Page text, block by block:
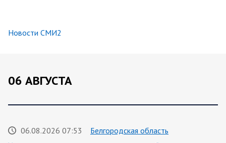
Новости СМИ2
06 АВГУСТА
06.08.2026 07:53
Белгородская область